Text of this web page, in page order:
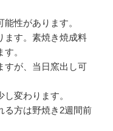
性があります。
す。素焼き焼成料
。
すが、当日窯出し可
変わります。
方は野焼き2週間前